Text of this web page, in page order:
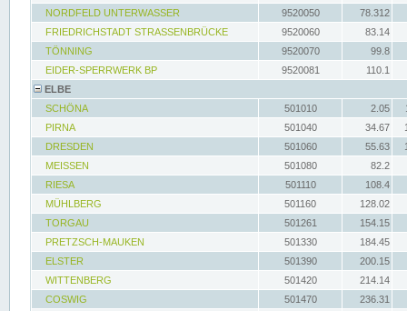
NORDFELD UNTERWASSER
9520050
78.312
FRIEDRICHSTADT STRASSENBRÜCKE
9520060
83.14
TÖNNING
9520070
99.8
EIDER-SPERRWERK BP
9520081
110.1
ELBE
SCHÖNA
501010 2.05
PIRNA
501040 34.67
DRESDEN
501060 55.63
MEISSEN
501080
82.2
RIESA
501110
108.4
MÜHLBERG
501160
128.02
TORGAU
501261
154.15
PRETZSCH-MAUKEN
501330
184.45
ELSTER
501390
200.15
WITTENBERG
501420
214.14
COSWIG
501470
236.31